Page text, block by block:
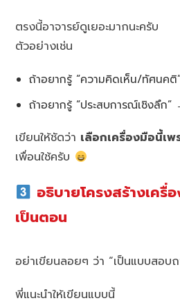
ตรงนี้อาจารย์ดูเยอะมากนะครับ
ตัวอย่างเช่น
ถ้าอยากรู้ “ความคิดเห็น/ทัศนค
ถ้าอยากรู้ “ประสบการณ์เชิงลึก
เขียนให้ชัดว่า เลือกเครื่องมือนี้เพ
เพื่อนใช้ครับ
อธิบายโครงสร้างเครื่
เป็นตอน
อย่าเขียนลอยๆ ว่า “เป็นแบบสอบ
พี่แนะนำให้เขียนแบบนี้